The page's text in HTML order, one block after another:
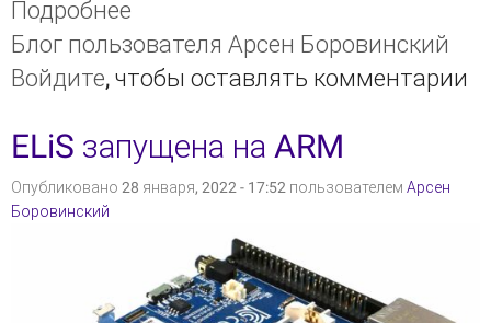
Подробнее
для школ: цифровая
библиотека ELiS вместе с
Блог пользователя Арсен Боровинский
Войдите, чтобы оставлять комментарии
ELiS запущена на ARM
Опубликовано 28 января, 2022 - 17:52 пользователем Арсен
Боровинский